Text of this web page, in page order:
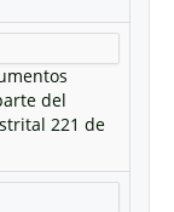
del
221 de